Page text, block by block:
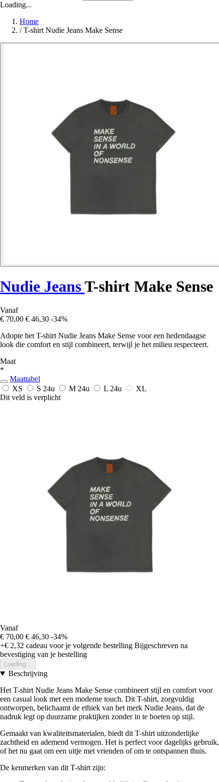
Loading...
Home
/ T-shirt Nudie Jeans Make Sense
Nudie JeansT-shirt Make Sense
Vanaf
€ 70,00 € 46,30 -34%
Adopte het T-shirt Nudie Jeans Make Sense voor een hedendaagse
look die comfort en stijl combineert, terwijl je het milieu respecteert.
Maat
*
Maattabel
XS
S 24u M 24u L 24u
XL
Dit veld is verplicht
Vanaf
€ 70,00 € 46,30 -34%
+€ 2,32 cadeau voor je volgende bestelling Bijgeschreven na
bevestiging van je bestelling
Loading...
Beschrijving
Het T-shirt Nudie Jeans Make Sense combineert stijl en comfort voor
een casual look met een moderne touch. Dit T-shirt, zorgvuldig
ontworpen, belichaamt de ethiek van het merk Nudie Jeans, dat de
nadruk legt op duurzame praktijken zonder in te boeten op stijl.
Gemaakt van kwaliteitsmaterialen, biedt dit T-shirt uitzonderlijke
zachtheid en ademend vermogen. Het is perfect voor dagelijks gebruik,
of het nu gaat om een uitje met vrienden of om te ontspannen thuis.
De kenmerken van dit T-shirt zijn: